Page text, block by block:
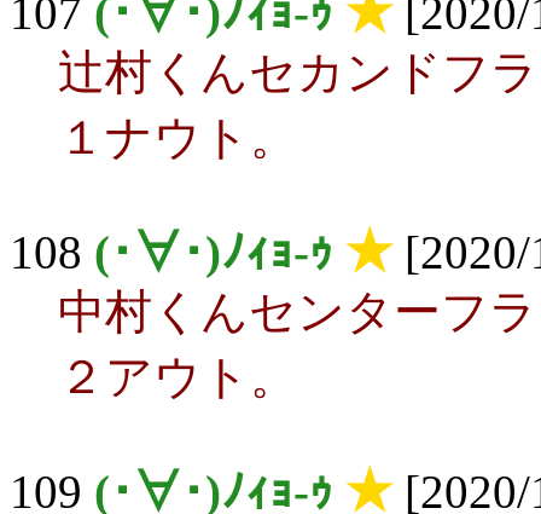
107 (･∀･)ﾉｨｮ-ｩ ★[2020/
辻村くんセカンドフ
１ナウト。
108 (･∀･)ﾉｨｮ-ｩ ★[2020/
中村くんセンターフ
２アウト。
109 (･∀･)ﾉｨｮ-ｩ ★[2020/